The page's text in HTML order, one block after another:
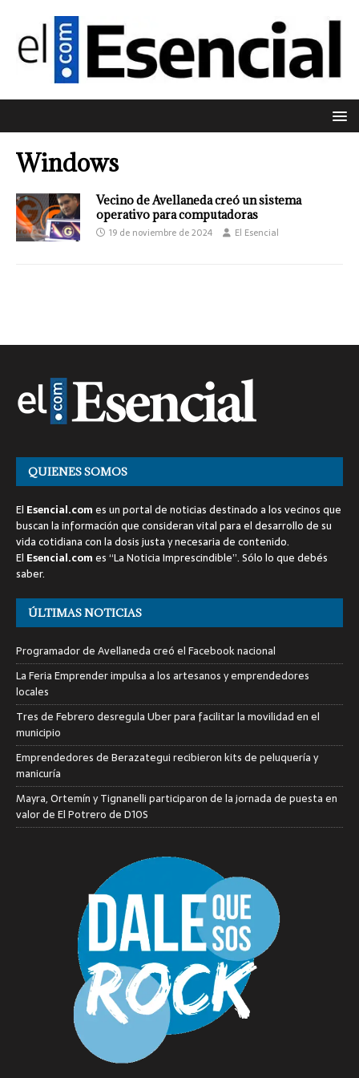
Windows
Vecino de Avellaneda creó un sistema
operativo para computadoras
19 de noviembre de 2024 El Esencial
QUIENES SOMOS
El Esencial.comes un portal de noticias destinado a los vecinos que
buscan la información que consideran vital para el desarrollo de su
vida cotidiana con la dosis justa y necesaria de contenido.
El Esencial.comes “La Noticia Imprescindible”. Sólo lo que debés
saber.
ÚLTIMAS NOTICIAS
Programador de Avellaneda creó el Facebook nacional
La Feria Emprender impulsa a los artesanos y emprendedores
locales
Tres de Febrero desregula Uber para facilitar la movilidad en el
municipio
Emprendedores de Berazategui recibieron kits de peluquería y
manicuría
Mayra, Ortemín y Tignanelli participaron de la jornada de puesta en
valor de El Potrero de D10S